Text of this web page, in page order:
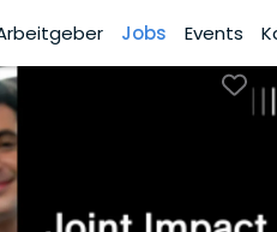
Jobs Events